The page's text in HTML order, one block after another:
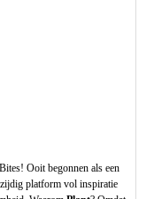
Ooit begonnen als een
platform vol inspiratie